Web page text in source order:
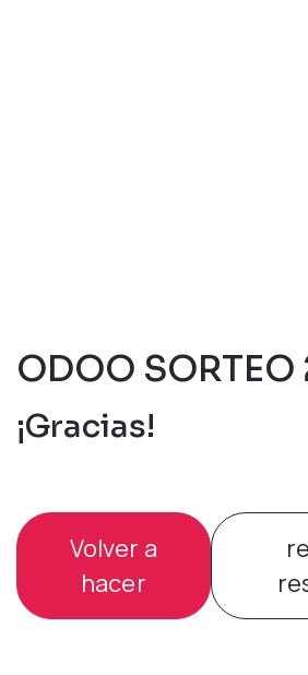
ODOO
¡Gracias!
Volver a
hacer